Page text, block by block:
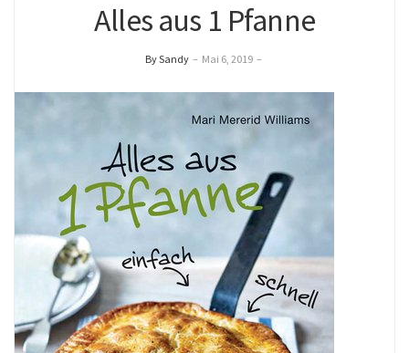
Alles aus 1 Pfanne
By Sandy – Mai 6, 2019 –